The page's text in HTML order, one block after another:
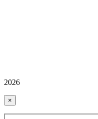
2026
×